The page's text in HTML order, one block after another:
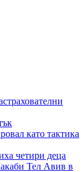
като тактика
четири деца
Тел Авив в